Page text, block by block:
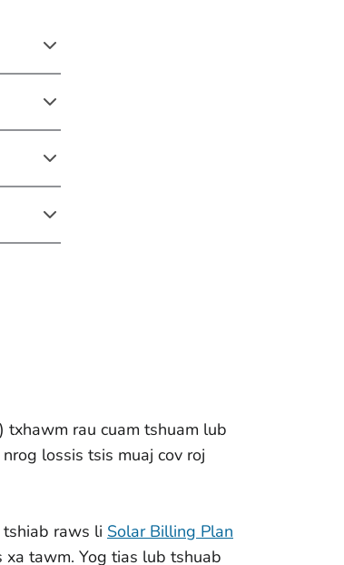
txhawm rau cuam tshuam lub
lossis tsis muaj cov roj
raws li Solar Billing Plan
tawm. Yog tias lub tshuab